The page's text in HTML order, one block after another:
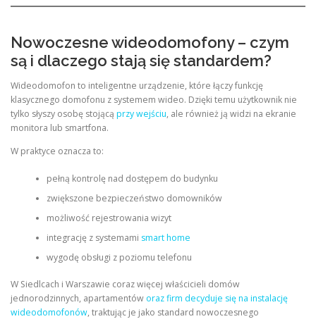
Nowoczesne wideodomofony – czym
są i dlaczego stają się standardem?
Wideodomofon to inteligentne urządzenie, które łączy funkcję
klasycznego domofonu z systemem wideo. Dzięki temu użytkownik nie
tylko słyszy osobę stojącą przy wejściu, ale również ją widzi na ekranie
monitora lub smartfona.
W praktyce oznacza to:
pełną kontrolę nad dostępem do budynku
zwiększone bezpieczeństwo domowników
możliwość rejestrowania wizyt
integrację z systemami smart home
wygodę obsługi z poziomu telefonu
W Siedlcach i Warszawie coraz więcej właścicieli domów
jednorodzinnych, apartamentów oraz firm decyduje się na instalację
wideodomofonów, traktując je jako standard nowoczesnego